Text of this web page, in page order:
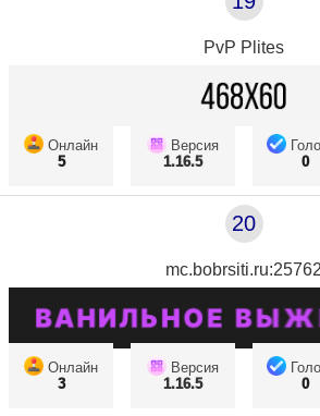
PvP Plites
Онлайн
5
Версия
1.16.5
0
20
mc.bobrsiti.ru:25762
Онлайн
3
Версия
1.16.5
0